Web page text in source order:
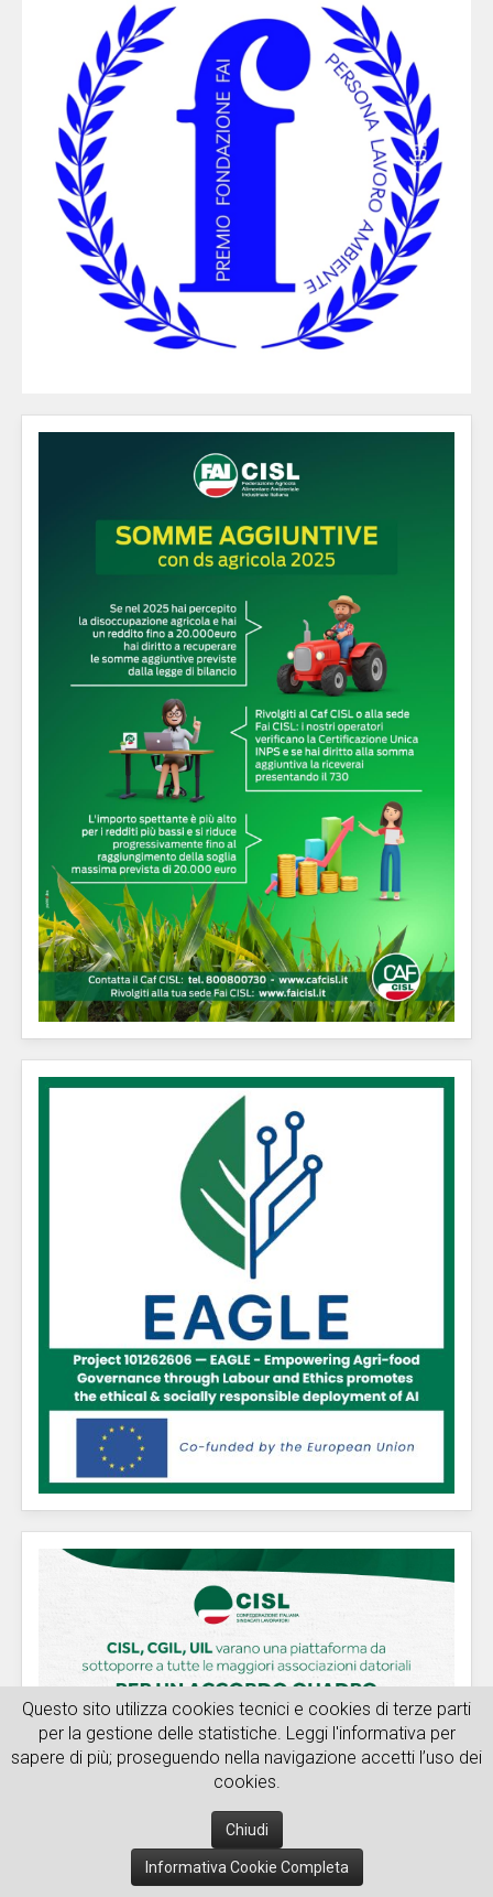
Questo sito utilizza cookies tecnici e cookies di terze parti
per la gestione delle statistiche. Leggi l'informativa per
sapere di più; proseguendo nella navigazione accetti l’uso dei
cookies.
Chiudi
Informativa Cookie Completa